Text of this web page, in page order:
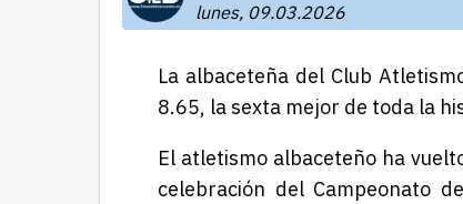
lunes, 09.03.2026
La albaceteñadel Club
8.65, la sexta mejor de toda la
El atletismo albaceteño ha
celebración del Campeonato